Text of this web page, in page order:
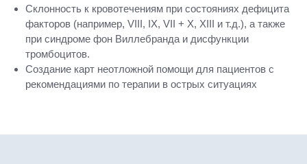
Склонность к кровотечениям при состояниях дефицита
факторов (например, VIII, IX, VII + X, XIII и т.д.), а также
при синдроме фон Виллебранда и дисфункции
тромбоцитов.
Создание карт неотложной помощи для пациентов с
рекомендациями по терапии в острых ситуациях